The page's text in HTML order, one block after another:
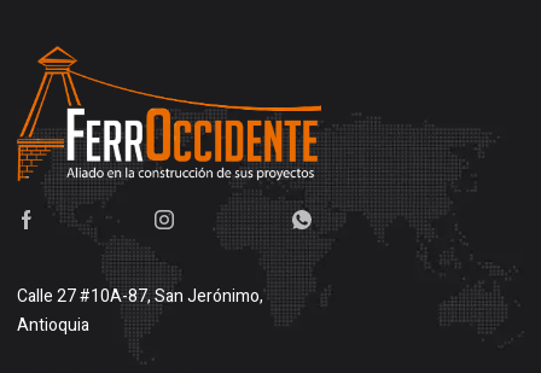
Calle 27 #10A-87, San Jerónimo,
Antioquia